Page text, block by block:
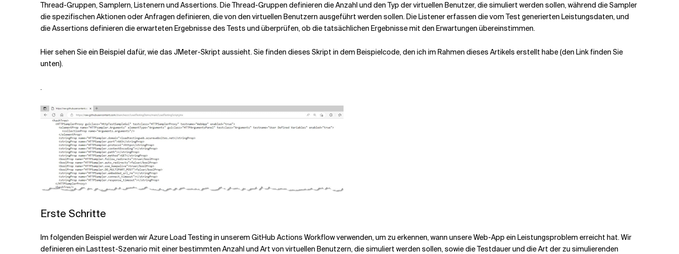
Thread-Gruppen, Samplern, Listenern und Assertions. Die Thread-Gruppen definieren die Anzahl und den Typ der virtuellen Benutzer, die simuliert werden sollen, während die Sampler
die spezifischen Aktionen oder Anfragen definieren, die von den virtuellen Benutzern ausgeführt werden sollen. Die Listener erfassen die vom Test generierten Leistungsdaten, und
die Assertions definieren die erwarteten Ergebnisse des Tests und überprüfen, ob die tatsächlichen Ergebnisse mit den Erwartungen übereinstimmen.
Hier sehen Sie ein Beispiel dafür, wie das JMeter-Skript aussieht. Sie finden dieses Skript in dem Beispielcode, den ich im Rahmen dieses Artikels erstellt habe (den Link finden Sie
unten).
.
Erste Schritte
Im folgenden Beispiel werden wir Azure Load Testing in unserem GitHub Actions Workflow verwenden, um zu erkennen, wann unsere Web-App ein Leistungsproblem erreicht hat. Wir
definieren ein Lasttest-Szenario mit einer bestimmten Anzahl und Art von virtuellen Benutzern, die simuliert werden sollen, sowie die Testdauer und die Art der zu simulierenden